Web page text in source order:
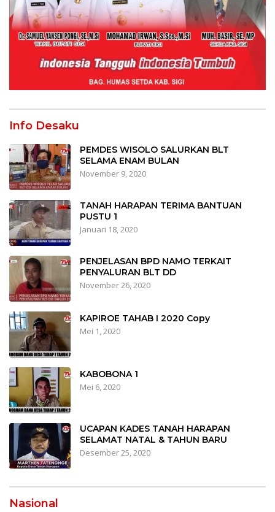
Info Desaku
PEMDES WISOLO SALURKAN BLT
SELAMA ENAM BULAN
November 9, 2020
TANAH HARAPAN TERIMA BANTUAN
PUSTU 1
Januari 18, 2020
PENJELASAN BPD NAMO TERKAIT
PENYALURAN BLT DD
November 26, 2020
KAPIROE TAHAB I 2020 Copy
Mei 1, 2020
KABOBONA 1
Mei 6, 2020
UCAPAN KADES TANAH HARAPAN
SELAMAT NATAL & TAHUN BARU
Desember 25, 2020
Nasional